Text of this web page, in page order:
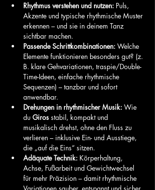
Rhythmus verstehen und nutzen: Puls,
Akzente und typische rhythmische Muster
erkennen – und sie in deinem Tanz
sichtbar machen.
Passende Schrittkombinationen: Welche
Elemente funktionieren besonders gut? (z.
B. klare Gehvariationen, traspie/Double-
Time-Ideen, einfache rhythmische
Sequenzen) – tanzbar und sofort
anwendbar.
Drehungen in rhythmischer Musik: Wie
du Giros stabil, kompakt und
musikalisch drehst, ohne den Fluss zu
verlieren – inklusive Ein- und Ausstiege,
die „auf die Eins“ sitzen.
Adäquate Technik: Körperhaltung,
Achse, Fußarbeit und Gewichtwechsel
für mehr Präzision – damit rhythmische